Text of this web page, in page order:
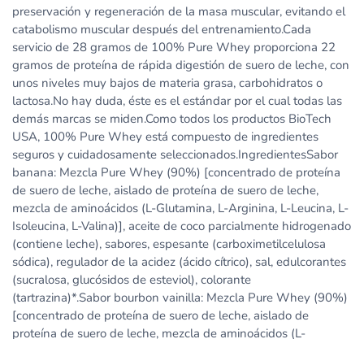
preservación y regeneración de la masa muscular, evitando el
catabolismo muscular después del entrenamiento.Cada
servicio de 28 gramos de 100% Pure Whey proporciona 22
gramos de proteína de rápida digestión de suero de leche, con
unos niveles muy bajos de materia grasa, carbohidratos o
lactosa.No hay duda, éste es el estándar por el cual todas las
demás marcas se miden.Como todos los productos BioTech
USA, 100% Pure Whey está compuesto de ingredientes
seguros y cuidadosamente seleccionados.IngredientesSabor
banana: Mezcla Pure Whey (90%) [concentrado de proteína
de suero de leche, aislado de proteína de suero de leche,
mezcla de aminoácidos (L-Glutamina, L-Arginina, L-Leucina, L-
Isoleucina, L-Valina)], aceite de coco parcialmente hidrogenado
(contiene leche), sabores, espesante (carboximetilcelulosa
sódica), regulador de la acidez (ácido cítrico), sal, edulcorantes
(sucralosa, glucósidos de esteviol), colorante
(tartrazina)*.Sabor bourbon vainilla: Mezcla Pure Whey (90%)
[concentrado de proteína de suero de leche, aislado de
proteína de suero de leche, mezcla de aminoácidos (L-